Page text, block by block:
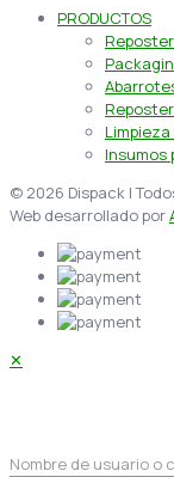
PRODUCTOS
Limpieza
Insumos
© 2026 Dispack |
Web desarrollado por
✕
Nombre de usuario